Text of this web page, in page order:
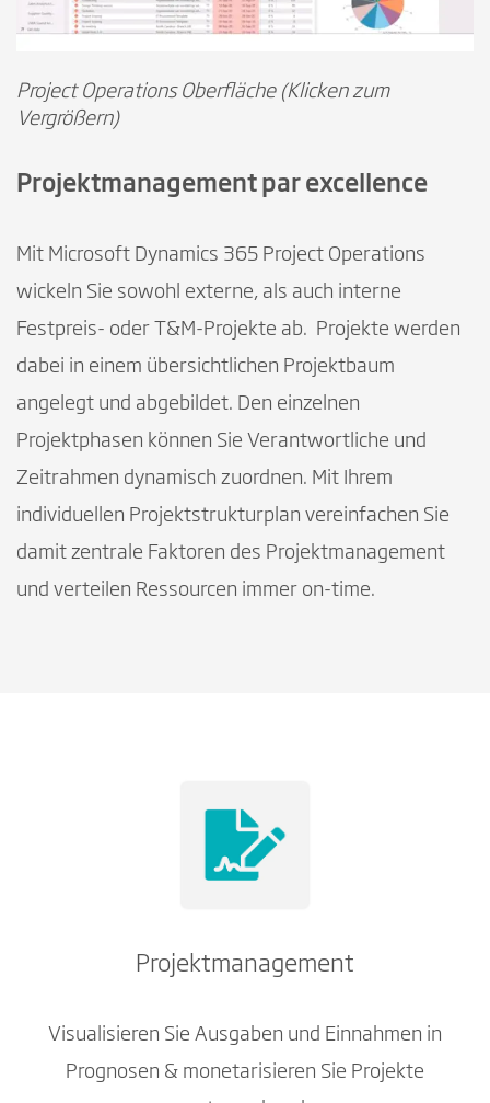
Project Operations Oberfläche (Klicken zum
Vergrößern)
Projektmanagement par excellence
Mit Microsoft Dynamics 365 Project Operations
wickeln Sie sowohl externe, als auch interne
Festpreis- oder T&M-Projekte ab. Projekte werden
dabei in einem übersichtlichen Projektbaum
angelegt und abgebildet. Den einzelnen
Projektphasen können Sie Verantwortliche und
Zeitrahmen dynamisch zuordnen. Mit Ihrem
individuellen Projektstrukturplan vereinfachen Sie
damit zentrale Faktoren des Projektmanagement
und verteilen Ressourcen immer on-time.
Projektmanagement
Visualisieren Sie Ausgaben und Einnahmen in
Prognosen & monetarisieren Sie Projekte